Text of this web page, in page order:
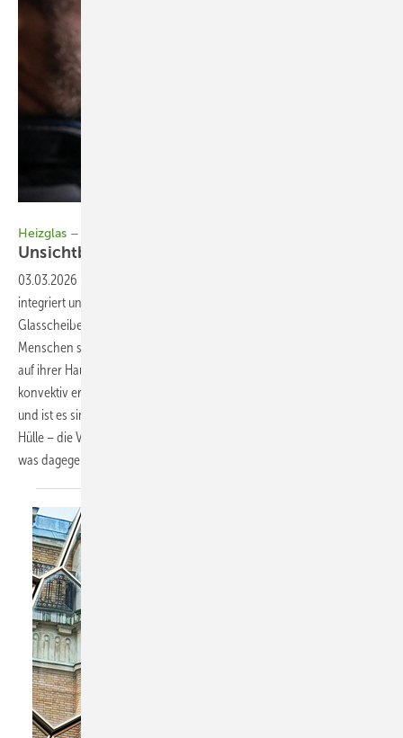
Heizglas – effiziente Wärme oder Energiefalle?
Unsichtbares
03.03.2026
integriert und nutzen spezielle Zinkoxid-Beschichtungen, um die
Glasscheibe zu erwärmen. Ihr Wirkprinzip ist ähnlich der Sonne –
Menschen spüren die in den Raum abstrahlende Wärme unmittelbar
auf ihrer Haut und der Kleidung, die Luft im Raum wird nur geringfügig
konvektiv erwärmt. Wie effizient sind solche Strom-Direktheizungen
und ist es sinnvoll, das dünnste und thermisch schwächste Bauteil der
Hülle – die Verglasung – zu ­beheizen? Was spricht für diese Lösung,
was dagegen? Claudia